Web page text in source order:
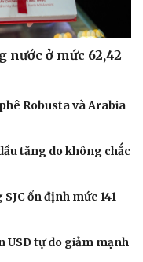
Việt
nước ở mức 62,42
Robusta và Arabia
tăng do không chắc
ổn định mức 141 -
USD tự do giảm mạnh